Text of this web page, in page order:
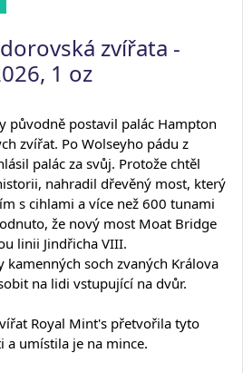
zvířata -
1 oz
původně postavil palác Hampton
zvířat. Po Wolseyho pádu z
palác za svůj. Protože chtěl
nahradil dřevěný most, který
s cihlami a více než 600 tunami
že nový most Moat Bridge
linii Jindřicha VIII.
soch zvaných Králova
na lidi vstupující na dvůr.
Royal Mint's přetvořila tyto
a umístila je na mince.